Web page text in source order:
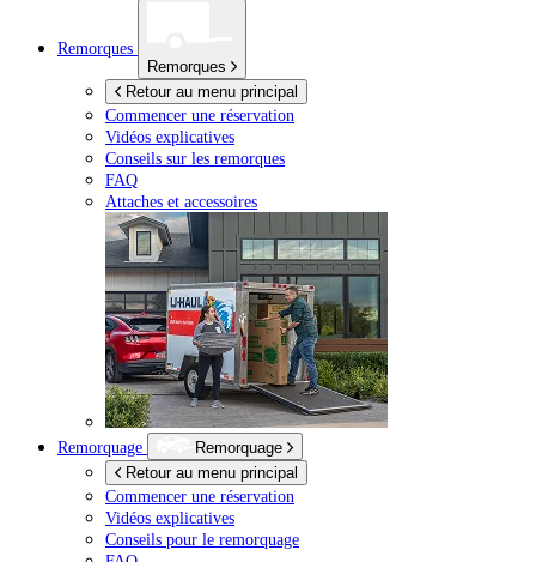
Remorques
Remorques
Retour au menu principal
Commencer une réservation
Vidéos explicatives
Conseils sur les remorques
FAQ
Attaches et accessoires
Remorquage
Remorquage
Retour au menu principal
Commencer une réservation
Vidéos explicatives
Conseils pour le remorquage